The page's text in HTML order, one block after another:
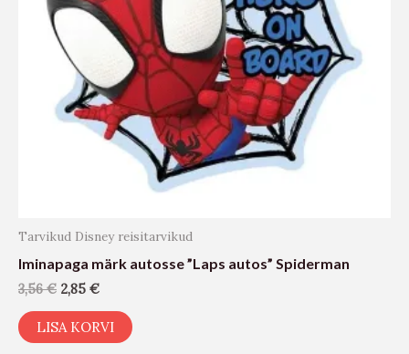
Tarvikud Disney reisitarvikud
Iminapaga märk autosse ”Laps autos” Spiderman
3,56€ 2,85 €
LISA KORVI